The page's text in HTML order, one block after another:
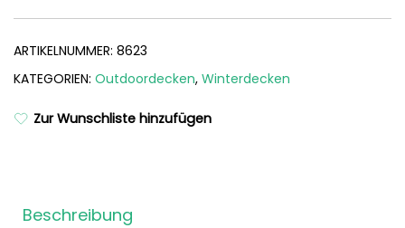
ARTIKELNUMMER: 8623
KATEGORIEN: Outdoordecken, Winterdecken
Zur Wunschliste hinzufügen
Beschreibung